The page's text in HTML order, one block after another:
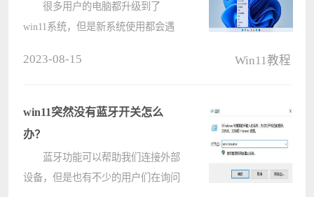
很多用户的电脑都升级到了
win11系统，但是新系统使用都会遇
的多，那么本期win11教程就来和各
位分享其中????
2023-08-15 Win11教程
win11突然没有蓝牙开关怎么
办？
蓝牙功能可以帮助我们连接外部
设备，但是也有不少的用户们在询问